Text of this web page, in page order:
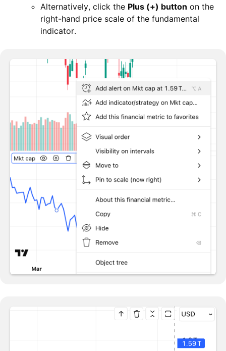
Alternatively, click the Plus (+) button on the
right-hand price scale of the fundamental
indicator.